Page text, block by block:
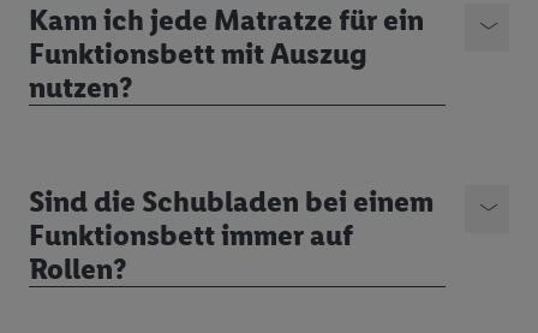
Kann ich jede Matratze für ein
Funktionsbett mit Auszug
nutzen?
Sind die Schubladen bei einem
Funktionsbett immer auf
Rollen?